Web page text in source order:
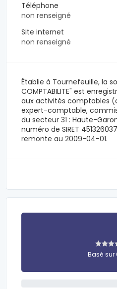
Téléphone
non renseigné
Site internet
non renseigné
Établie à Tournefeuille, la
COMPTABILITE" est
aux activités comptables
expert-comptable,
du secteur 31 : Haute-
numéro de SIRET
remonte au 2009-04-01.
Basé sur